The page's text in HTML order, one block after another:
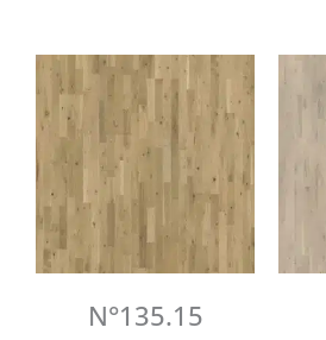
N°135.15